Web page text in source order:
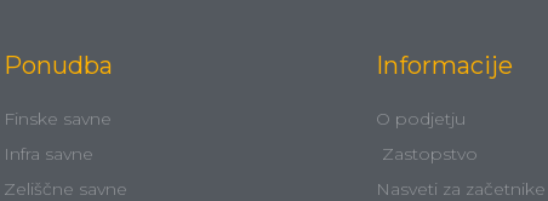
Ponudba
Finske savne
Infra savne
Zeliščne savne
Informacije
O podjetju
Zastopstvo
Nasveti za začetnike